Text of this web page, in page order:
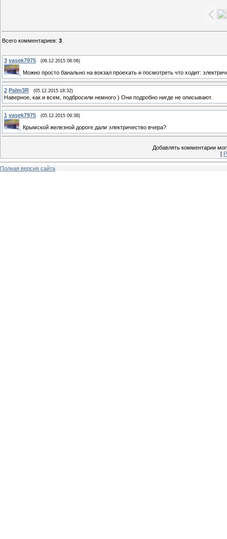
Всего комментариев: 3
3 vasek7975 (06.12.2015 08:06)
Можно просто банально на вокзал проехать и посмотреть что ходит:
2 Palm3R (05.12.2015 18:32)
Наверное, как и всем, подбросили немного ) Они подробно нигде не описывают.
1 vasek7975 (05.12.2015 09:38)
Крымской железной дороге дали электричество вчера?
Добавлять комментарии
[
Полная версия сайта